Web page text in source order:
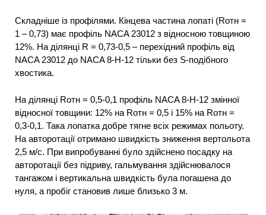
Складніше із профілями. Кінцева частина лопаті (Rотн =
1 – 0,73) має профіль NACA 23012 з відносною товщиною
12%. На ділянці R = 0,73-0,5 – перехідний профіль від
NACA 23012 до NACA 8-Н-12 тільки без S-подібного
хвостика.
На ділянці Rотн = 0,5-0,1 профіль NACA 8-Н-12 змінної
відносної товщини: 12% на Rотн = 0,5 і 15% на Rотн =
0,3-0,1. Така лопатка добре тягне всіх режимах польоту.
На авторотації отримано швидкість зниження вертольота
2,5 м/с. При випробуванні було здійснено посадку на
авторотації без підриву, гальмування здійснювалося
тангажом і вертикальна швидкість була погашена до
нуля, а пробіг становив лише близько 3 м.